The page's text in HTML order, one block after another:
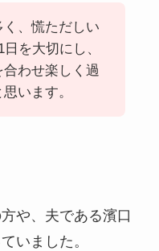
、慌ただしい
を大切にし、
わせ楽しく過
います。
や、夫である濱口
いました。